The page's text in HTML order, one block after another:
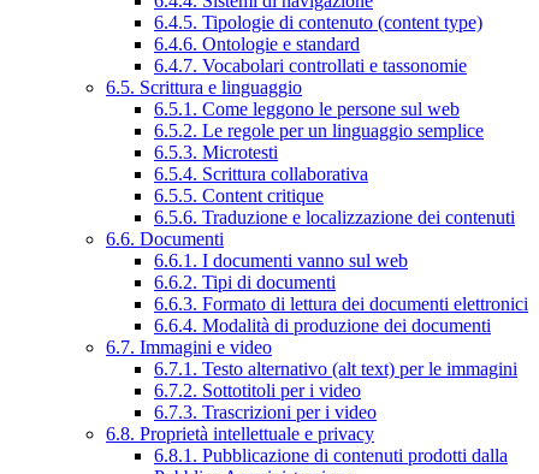
6.4.5. Tipologie di contenuto (content type)
6.4.6. Ontologie e standard
6.4.7. Vocabolari controllati e tassonomie
6.5. Scrittura e linguaggio
6.5.1. Come leggono le persone sul web
6.5.2. Le regole per un linguaggio semplice
6.5.3. Microtesti
6.5.4. Scrittura collaborativa
6.5.5. Content critique
6.5.6. Traduzione e localizzazione dei contenuti
6.6. Documenti
6.6.1. I documenti vanno sul web
6.6.2. Tipi di documenti
6.6.3. Formato di lettura dei documenti elettronici
6.6.4. Modalità di produzione dei documenti
6.7. Immagini e video
6.7.1. Testo alternativo (alt text) per le immagini
6.7.2. Sottotitoli per i video
6.7.3. Trascrizioni per i video
6.8. Proprietà intellettuale e privacy
6.8.1. Pubblicazione di contenuti prodotti dalla